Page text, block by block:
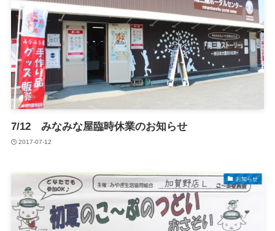
7/12 みなみな屋臨時休業のお知らせ
2017-07-12
お知らせ